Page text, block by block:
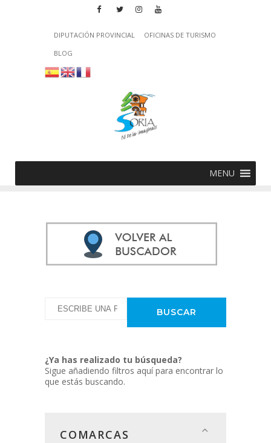
DIPUTACIÓN PROVINCIAL
OFICINAS DE TURISMO
BLOG
MENU
¿Ya has realizado tu búsqueda?
Sigue añadiendo filtros aquí para encontrar lo
que estás buscando.
COMARCAS